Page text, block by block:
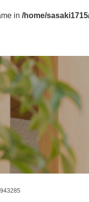
in /home/